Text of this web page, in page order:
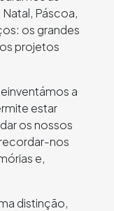
Páscoa,
os grandes
projetos
a
estar
os nossos
nos
e,
distinção,